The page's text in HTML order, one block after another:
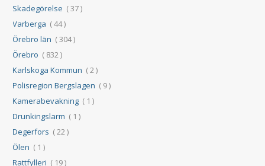
Skadegörelse ( 37 )
Varberga ( 44 )
Örebro län ( 304 )
Örebro ( 832 )
Karlskoga Kommun ( 2 )
Polisregion Bergslagen ( 9 )
Kamerabevakning ( 1 )
Drunkingslarm ( 1 )
Degerfors ( 22 )
Ölen ( 1 )
Rattfylleri ( 19 )